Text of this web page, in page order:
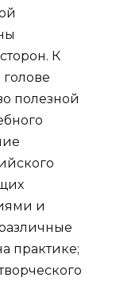
К
полезной
и
практике;